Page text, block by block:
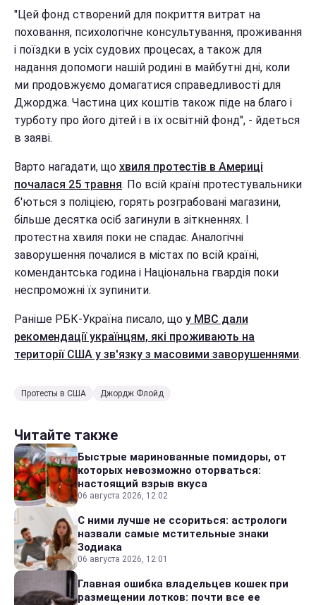
"Цей фонд створений для покриття витрат на
поховання, психологічне консультування, проживання
і поїздки в усіх судових процесах, а також для
надання допомоги нашій родині в майбутні дні, коли
ми продовжуємо домагатися справедливості для
Джорджа. Частина цих коштів також піде на благо і
турботу про його дітей і в їх освітній фонд", - йдеться
в заяві.
Варто нагадати, що хвиля протестів в Америці
почалася 25 травня. По всій країні протестувальники
б'ються з поліцією, горять розграбовані магазини,
більше десятка осіб загинули в зіткненнях. І
протестна хвиля поки не спадає. Аналогічні
заворушення почалися в містах по всій країні,
комендантська година і Національна гвардія поки
неспроможні їх зупинити.
Раніше РБК-Україна писало, що у МВС дали
рекомендації українцям, які проживають на
території США у зв'язку з масовими заворушеннями.
Протесты в США Джордж Флойд
Читайте также
Быстрые маринованные помидоры, от
которых невозможно оторваться:
настоящий взрыв вкуса
06 августа 2026, 12:02
С ними лучше не ссориться: астрологи
назвали самые мстительные знаки
Зодиака
06 августа 2026, 12:01
Главная ошибка владельцев кошек при
размещении лотков: почти все ее